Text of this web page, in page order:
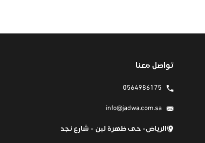
تواصل معنا
0564986175
info@jadwa.com.sa
الرياض- حى ظهرة لبن - شارع نجد